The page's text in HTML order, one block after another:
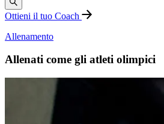
Ottieni il tuo Coach
Allenamento
Allenati come gli atleti olimpici